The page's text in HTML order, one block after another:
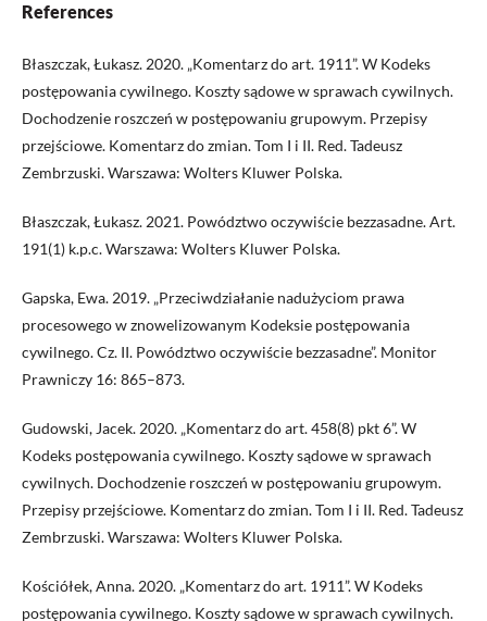
References
Błaszczak, Łukasz. 2020. „Komentarz do art. 1911”. W Kodeks
postępowania cywilnego. Koszty sądowe w sprawach cywilnych.
Dochodzenie roszczeń w postępowaniu grupowym. Przepisy
przejściowe. Komentarz do zmian. Tom I i II. Red. Tadeusz
Zembrzuski. Warszawa: Wolters Kluwer Polska.
Błaszczak, Łukasz. 2021. Powództwo oczywiście bezzasadne. Art.
191(1) k.p.c. Warszawa: Wolters Kluwer Polska.
Gapska, Ewa. 2019. „Przeciwdziałanie nadużyciom prawa
procesowego w znowelizowanym Kodeksie postępowania
cywilnego. Cz. II. Powództwo oczywiście bezzasadne”. Monitor
Prawniczy 16: 865–873.
Gudowski, Jacek. 2020. „Komentarz do art. 458(8) pkt 6”. W
Kodeks postępowania cywilnego. Koszty sądowe w sprawach
cywilnych. Dochodzenie roszczeń w postępowaniu grupowym.
Przepisy przejściowe. Komentarz do zmian. Tom I i II. Red. Tadeusz
Zembrzuski. Warszawa: Wolters Kluwer Polska.
Kościółek, Anna. 2020. „Komentarz do art. 1911”. W Kodeks
postępowania cywilnego. Koszty sądowe w sprawach cywilnych.